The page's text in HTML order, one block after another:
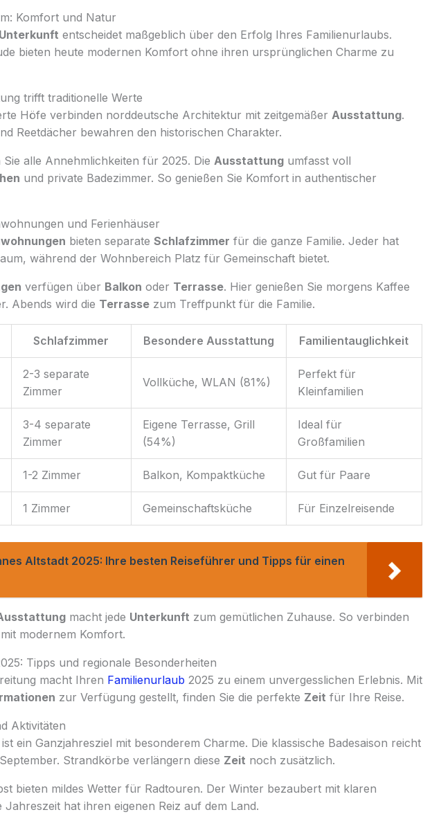
Komfort und Natur
Unterkunft entscheidet maßgeblich über den Erfolg Ihres Familienurlaubs.
bieten heute modernen Komfort ohne ihren ursprünglichen Charme zu
trifft traditionelle Werte
Höfe verbinden norddeutsche Architektur mit zeitgemäßer Ausstattung.
Reetdächer bewahren den historischen Charakter.
Sie alle Annehmlichkeiten für 2025. Die Ausstattungumfasst voll
und private Badezimmer. So genießen Sie Komfort in authentischer
und Ferienhäuser
bieten separate Schlafzimmer für die ganze Familie. Jeder hat
während der Wohnbereich Platz für Gemeinschaft bietet.
verfügen über Balkon oder Terrasse. Hier genießen Sie morgens Kaffee
Abends wird die Terrassezum Treffpunkt für die Familie.
Schlafzimmer Besondere Ausstattung Familientauglichkeit
2-3 separate
Zimmer
Vollküche, WLAN (81%)
Perfekt für
Kleinfamilien
3-4 separate
Zimmer
Eigene Terrasse, Grill
(54%)
Ideal für
Großfamilien
1-2 Zimmer Balkon, Kompaktküche Gut für Paare
1 Zimmer Gemeinschaftsküche Für Einzelreisende
Altstadt 2025: Ihre besten Reiseführer und Tipps für einen
macht jede Unterkunft zum gemütlichen Zuhause. So verbinden
modernem Komfort.
Tipps und regionale Besonderheiten
macht Ihren Familienurlaub 2025 zu einem unvergesslichen Erlebnis. Mit
zur Verfügung gestellt, finden Sie die perfekte Zeit für Ihre Reise.
Aktivitäten
ein Ganzjahresziel mit besonderem Charme. Die klassische Badesaison reicht
Strandkörbe verlängern diese Zeit noch zusätzlich.
bieten mildes Wetter für Radtouren. Der Winter bezaubert mit klaren
Jahreszeit hat ihren eigenen Reiz auf dem Land.